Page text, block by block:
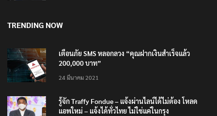
TRENDING NOW
เตือนภัย SMS หลอกลวง “คุณฝากเงินสำเร็จแล้ว
200,000 บาท”
24 มีนาคม 2021
รู้จัก Traffy Fondue – แจ้งผ่านไลน์ได้ไม่ต้อง โหลด
แอพใหม่ – แจ้งได้ทั่วไทย ไม่ใช่แค่ในกรุง